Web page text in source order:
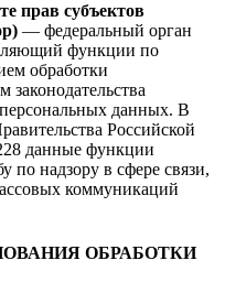
прав субъектов
— федеральный орган
функции по
обработки
данных. В
Российской
данные функции
надзору в сфере связи,
коммуникаций
ОБРАБОТКИ